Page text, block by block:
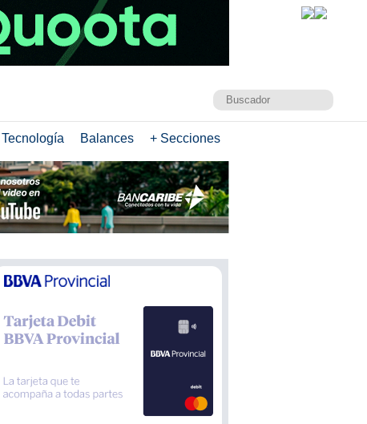
Tecnología Balances + Secciones